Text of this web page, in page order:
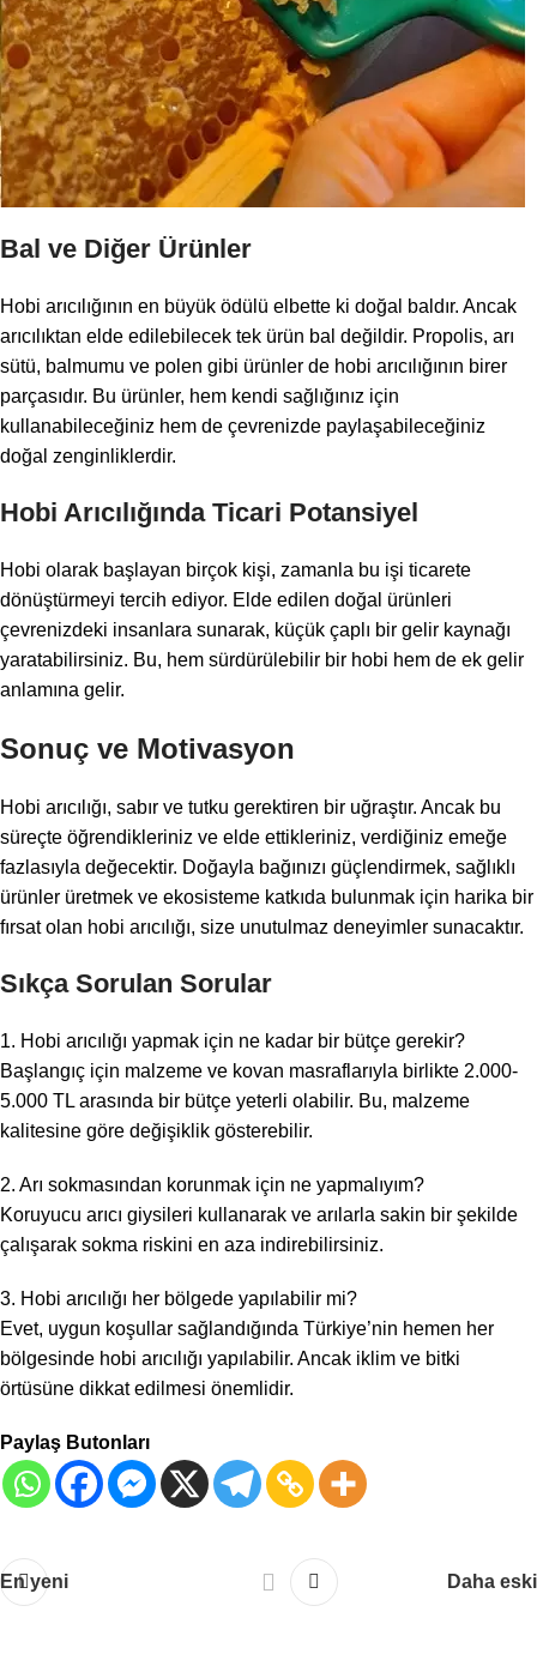
Bal ve Diğer Ürünler
Hobi arıcılığının en büyük ödülü elbette ki doğal baldır. Ancak
arıcılıktan elde edilebilecek tek ürün bal değildir. Propolis, arı
sütü, balmumu ve polen gibi ürünler de hobi arıcılığının birer
parçasıdır. Bu ürünler, hem kendi sağlığınız için
kullanabileceğiniz hem de çevrenizde paylaşabileceğiniz
doğal zenginliklerdir.
Hobi Arıcılığında Ticari Potansiyel
Hobi olarak başlayan birçok kişi, zamanla bu işi ticarete
dönüştürmeyi tercih ediyor. Elde edilen doğal ürünleri
çevrenizdeki insanlara sunarak, küçük çaplı bir gelir kaynağı
yaratabilirsiniz. Bu, hem sürdürülebilir bir hobi hem de ek gelir
anlamına gelir.
Sonuç ve Motivasyon
Hobi arıcılığı, sabır ve tutku gerektiren bir uğraştır. Ancak bu
süreçte öğrendikleriniz ve elde ettikleriniz, verdiğiniz emeğe
fazlasıyla değecektir. Doğayla bağınızı güçlendirmek, sağlıklı
ürünler üretmek ve ekosisteme katkıda bulunmak için harika bir
fırsat olan hobi arıcılığı, size unutulmaz deneyimler sunacaktır.
Sıkça Sorulan Sorular
1. Hobi arıcılığı yapmak için ne kadar bir bütçe gerekir?
Başlangıç için malzeme ve kovan masraflarıyla birlikte 2.000-
5.000 TL arasında bir bütçe yeterli olabilir. Bu, malzeme
kalitesine göre değişiklik gösterebilir.
2. Arı sokmasından korunmak için ne yapmalıyım?
Koruyucu arıcı giysileri kullanarak ve arılarla sakin bir şekilde
çalışarak sokma riskini en aza indirebilirsiniz.
3. Hobi arıcılığı her bölgede yapılabilir mi?
Evet, uygun koşullar sağlandığında Türkiye’nin hemen her
bölgesinde hobi arıcılığı yapılabilir. Ancak iklim ve bitki
örtüsüne dikkat edilmesi önemlidir.
Paylaş Butonları
En yeni Daha eski